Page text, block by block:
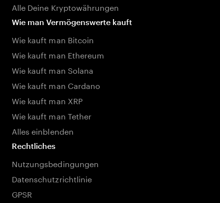
Alle Deine Kryptowährungen
Wie man Vermögenswerte kauft
Wie kauft man Bitcoin
Wie kauft man Ethereum
Wie kauft man Solana
Wie kauft man Cardano
Wie kauft man XRP
Wie kauft man Tether
Alles einblenden
Rechtliches
Nutzungsbedingungen
Datenschutzrichtlinie
GPSR